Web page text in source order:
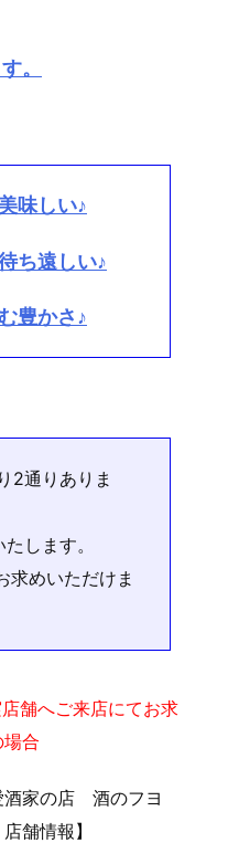
。
味しい♪
ち遠しい♪
豊かさ♪
2通りありま
します。
求めいただけま
舗へご来店にてお求
合
酒家の店 酒のフヨ
舗情報】